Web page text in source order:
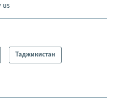
us
Таджикистан